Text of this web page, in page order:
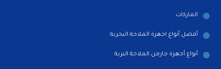
الماركات
أفضل أنواع اجهزة الملاحة البحرية
أنواع أجهزة جارمن الملاحة البرية